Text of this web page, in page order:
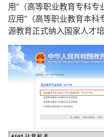
用”（高等职业教育专科
应用”（高等职业教育本
源教育正式纳入国家人才培